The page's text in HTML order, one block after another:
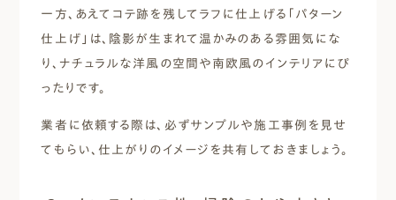
一方、あえてコテ跡を残してラフに仕上げる「パターン
仕上げ」は、陰影が生まれて温かみのある雰囲気にな
り、ナチュラルな洋風の空間や南欧風のインテリアにぴ
ったりです。
業者に依頼する際は、必ずサンプルや施工事例を見せ
てもらい、仕上がりのイメージを共有しておきましょう。